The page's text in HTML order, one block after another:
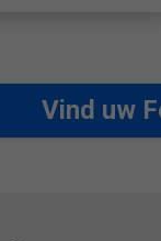
Vind uw